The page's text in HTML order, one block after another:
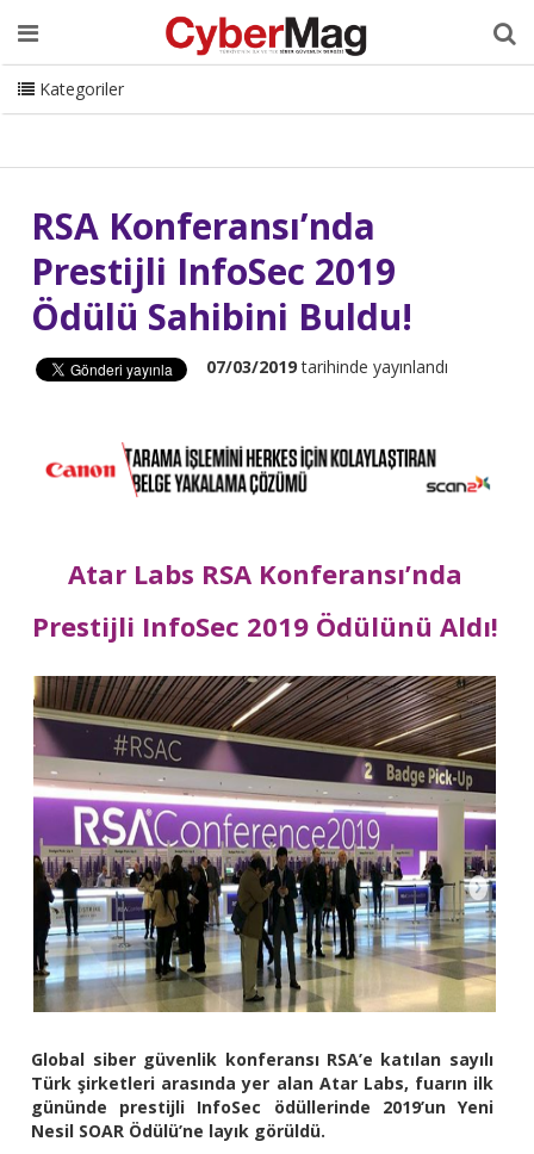
Ana Sayfa Hakkımızda Dergi Editörden
Danışmanlık
ISC Turkey Sizden Gelenler
İletişim
CyberMag Logo
Kategoriler
RSA Konferansı’nda
Prestijli InfoSec 2019
Ödülü Sahibini Buldu!
07/03/2019tarihinde yayınlandı
Atar Labs RSA Konferansı’nda
Prestijli InfoSec 2019 Ödülünü Aldı!
Global siber güvenlik konferansı RSA’e katılan sayılı
Türk şirketleri arasında yer alan Atar Labs, fuarın ilk
gününde prestijli InfoSec ödüllerinde 2019’un Yeni
Nesil SOAR Ödülü’ne layık görüldü.